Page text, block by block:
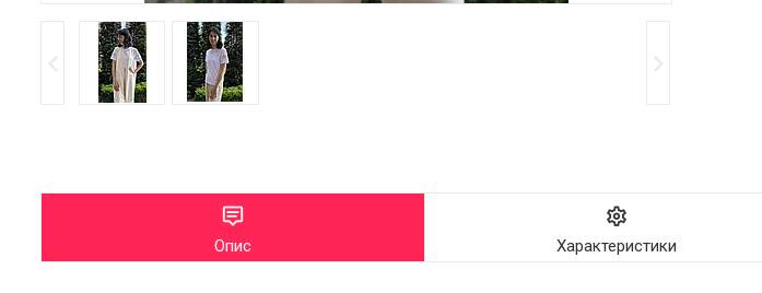
Опис Характеристики